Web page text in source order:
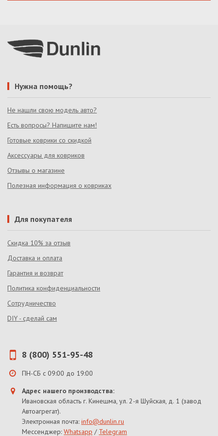
Нужна помощь?
Не нашли свою модель авто?
Есть вопросы? Напишите нам!
Готовые коврики со скидкой
Аксессуары для ковриков
Отзывы о магазине
Полезная информация о ковриках
Для покупателя
Скидка 10% за отзыв
Доставка и оплата
Гарантия и возврат
Политика конфиденциальности
Сотрудничество
DIY - сделай сам
8 (800) 551-95-48
ПН-СБ с 09:00 до 19:00
Адрес нашего производства:
Ивановская область г. Кинешма, ул. 2-я Шуйская, д. 1 (завод
Автоагрегат).
Электронная почта: info@dunlin.ru
Мессенджер: Whatsapp / Telegram